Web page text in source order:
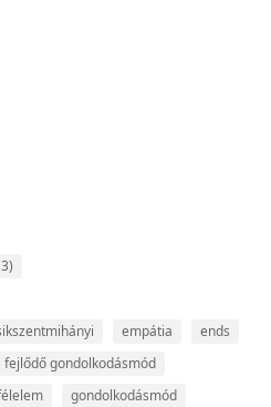
empátia
ends
fejlődő gondolkodásmód
gondolkodásmód